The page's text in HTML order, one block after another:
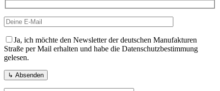
Ja, ich möchte den Newsletter der deutschen Manufakturen
Straße per Mail erhalten und habe die Datenschutzbestimmung
gelesen.